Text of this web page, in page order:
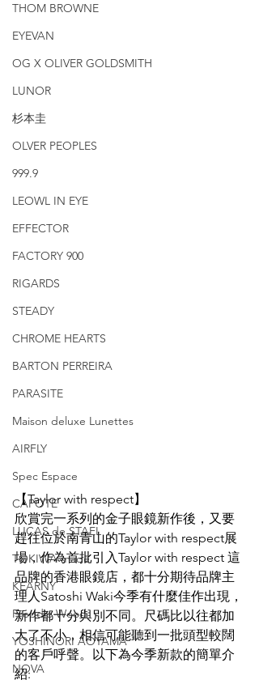
THOM BROWNE
EYEVAN
OG X OLIVER GOLDSMITH
LUNOR
杉本圭
OLVER PEOPLES
999.9
LEOWL IN EYE
EFFECTOR
FACTORY 900
RIGARDS
STEADY
CHROME HEARTS
BARTON PERREIRA
PARASITE
Maison deluxe Lunettes
AIRFLY
Spec Espace
CAPOTE
LUCAS de STAEL
TOKIWA made
KEARNY
Freddie Wood
YOSHINORI AOYAMA
NOVA
【Taylor with respect】
欣賞完一系列的金子眼鏡新作後，又要
趕往位於南青山的Taylor with respect展
場，作為首批引入Taylor with respect 這
品牌的香港眼鏡店，都十分期待品牌主
理人Satoshi Waki今季有什麼佳作出現，
新作都十分與別不同。尺碼比以往都加
大了不小，相信可能聽到一批頭型較闊
的客戶呼聲。以下為今季新款的簡單介
紹: